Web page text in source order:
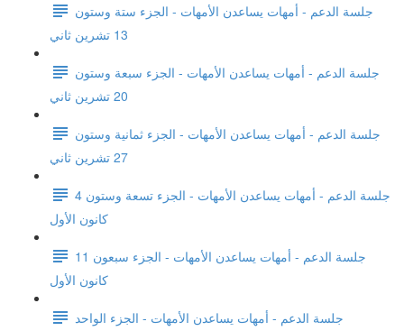
جلسة الدعم - أمهات يساعدن الأمهات - الجزء ستة وستون
13 تشرين ثاني
جلسة الدعم - أمهات يساعدن الأمهات - الجزء سبعة وستون
20 تشرين ثاني
جلسة الدعم - أمهات يساعدن الأمهات - الجزء ثمانية وستون
27 تشرين ثاني
جلسة الدعم - أمهات يساعدن الأمهات - الجزء تسعة وستون 4
كانون الأول
جلسة الدعم - أمهات يساعدن الأمهات - الجزء سبعون 11
كانون الأول
جلسة الدعم - أمهات يساعدن الأمهات - الجزء الواحد